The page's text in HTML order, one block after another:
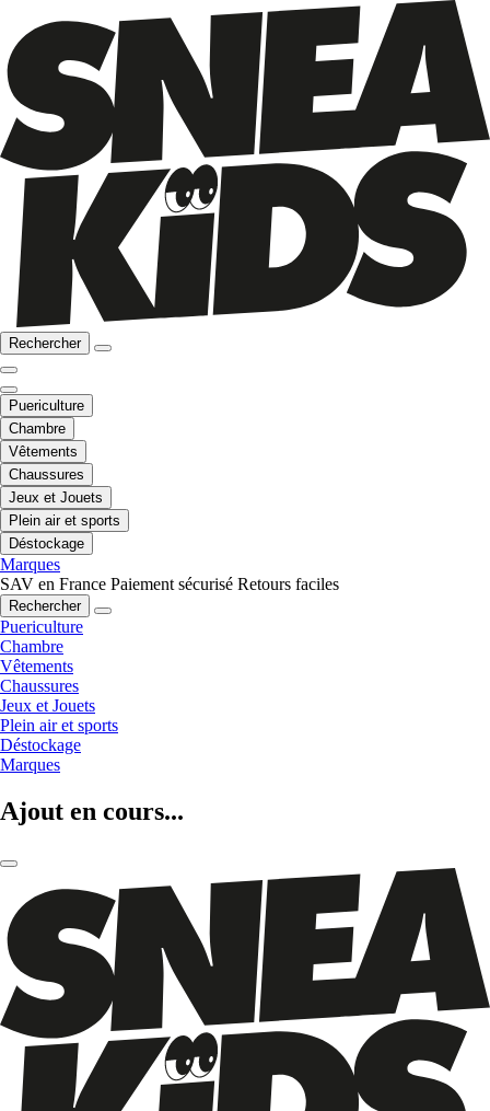
Rechercher
Puericulture
Chambre
Vêtements
Chaussures
Jeux et Jouets
Plein air et sports
Déstockage
Marques
SAV en France Paiement sécurisé Retours faciles
Rechercher
Puericulture
Chambre
Vêtements
Chaussures
Jeux et Jouets
Plein air et sports
Déstockage
Marques
Ajout en cours...